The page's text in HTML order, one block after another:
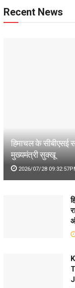
Recent News
हिमाचल के सीबीएसई
मुख्यमंत्री सुक्खू
2026/07/28